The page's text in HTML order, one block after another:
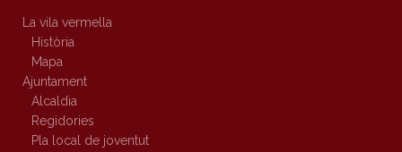
La vila vermella
Història
Mapa
Ajuntament
Alcaldia
Regidories
Pla local de joventut